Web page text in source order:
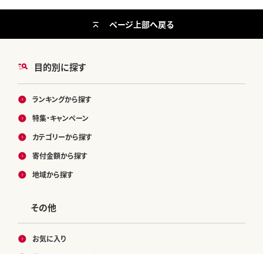
目的別に探す
ランキングから探す
特集・キャンペーン
カテゴリーから探す
寄付金額から探す
地域から探す
その他
お気に入り
ページ上部へ戻る